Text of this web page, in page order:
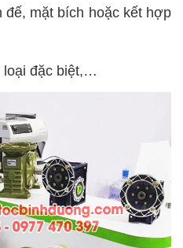
đế, mặt bích hoặc kết hợp
loại đặc biệt,…